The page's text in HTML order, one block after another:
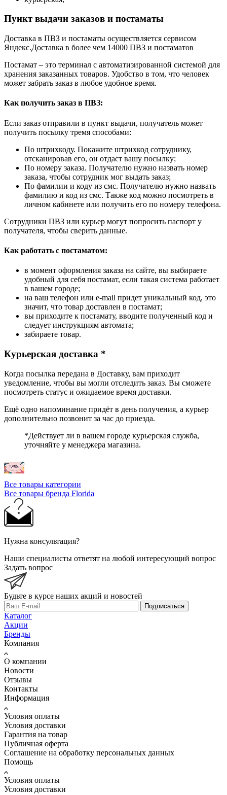
Пункт выдачи заказов и постаматы
Доставка в ПВЗ и постаматы осуществляется сервисом
Яндекс.Доставка в более чем 14000 ПВЗ и постаматов
Постамат – это терминал с автоматизированной системой для
хранения заказанных товаров. Удобство в том, что человек
может забрать заказ в любое удобное время.
Как получить заказ в ПВЗ:
Если заказ отправили в пункт выдачи, получатель может
получить посылку тремя способами:
По штрихкоду. Покажите штрихкод сотруднику,
отсканировав его, он отдаст вашу посылку;
По номеру заказа. Получателю нужно назвать номер
заказа, чтобы сотрудник мог выдать заказ;
По фамилии и коду из смс. Получателю нужно назвать
фамилию и код из смс. Также код можно посмотреть в
личном кабинете или получить его по номеру телефона.
Сотрудники ПВЗ или курьер могут попросить паспорт у
получателя, чтобы сверить данные.
Как работать с постаматом:
в момент оформления заказа на сайте, вы выбираете
удобный для себя постамат, если такая система работает
в вашем городе;
на ваш телефон или e-mail придет уникальный код, это
значит, что товар доставлен в постамат;
вы приходите к постамату, вводите полученный код и
следует инструкциям автомата;
забираете товар.
Курьерская доставка *
Когда посылка передана в Доставку, вам приходит
уведомление, чтобы вы могли отследить заказ. Вы сможете
посмотреть статус и ожидаемое время доставки.
Ещё одно напоминание придёт в день получения, а курьер
дополнительно позвонит за час до приезда.
*Действует ли в вашем городе курьерская служба,
уточняйте у менеджера магазина.
Все товары категории
Все товары бренда Florida
Нужна консультация?
Наши специалисты ответят на любой интересующий вопрос
Задать вопрос
Будьте в курсе наших акций и новостей
Подписаться
Каталог
Акции
Бренды
Компания
О компании
Новости
Отзывы
Контакты
Информация
Условия оплаты
Условия доставки
Гарантия на товар
Публичная оферта
Соглашение на обработку персональных данных
Помощь
Условия оплаты
Условия доставки